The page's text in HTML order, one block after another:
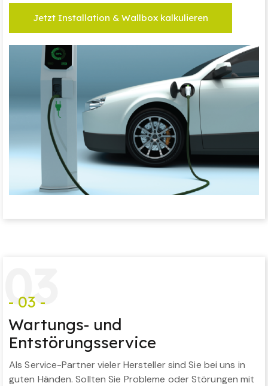
Jetzt Installation & Wallbox kalkulieren
03
- 03 -
Wartungs- und
Entstörungsservice
Als Service-Partner vieler Hersteller sind Sie bei uns in
guten Händen. Sollten Sie Probleme oder Störungen mit